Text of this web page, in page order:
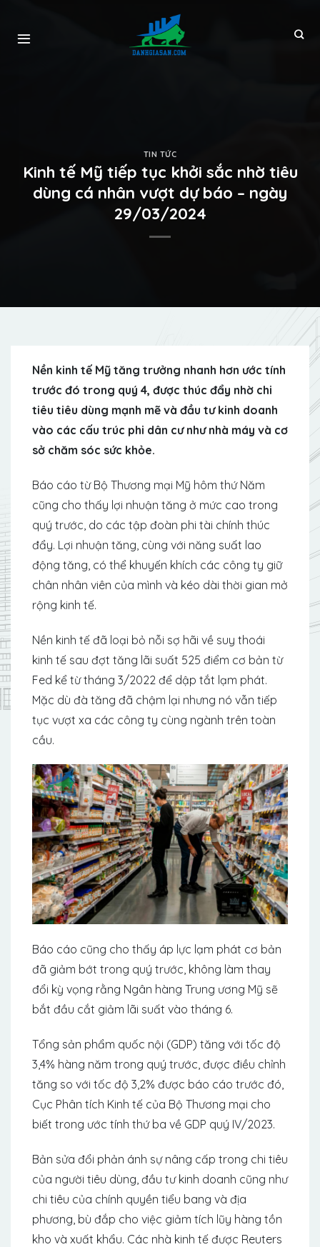
TIN TỨC
Kinh tế Mỹ tiếp tục khởi sắc nhờ tiêu
dùng cá nhân vượt dự báo – ngày
29/03/2024
Nền kinh tế Mỹ tăng trưởng nhanh hơn ước tính
trước đó trong quý 4, được thúc đẩy nhờ chi
tiêu tiêu dùng mạnh mẽ và đầu tư kinh doanh
vào các cấu trúc phi dân cư như nhà máy và cơ
sở chăm sóc sức khỏe.
Báo cáo từ Bộ Thương mại Mỹ hôm thứ Năm
cũng cho thấy lợi nhuận tăng ở mức cao trong
quý trước, do các tập đoàn phi tài chính thúc
đẩy. Lợi nhuận tăng, cùng với năng suất lao
động tăng, có thể khuyến khích các công ty giữ
chân nhân viên của mình và kéo dài thời gian mở
rộng kinh tế.
Nền kinh tế đã loại bỏ nỗi sợ hãi về suy thoái
kinh tế sau đợt tăng lãi suất 525 điểm cơ bản từ
Fed kể từ tháng 3/2022 để dập tắt lạm phát.
Mặc dù đà tăng đã chậm lại nhưng nó vẫn tiếp
tục vượt xa các công ty cùng ngành trên toàn
cầu.
Báo cáo cũng cho thấy áp lực lạm phát cơ bản
đã giảm bớt trong quý trước, không làm thay
đổi kỳ vọng rằng Ngân hàng Trung ương Mỹ sẽ
bắt đầu cắt giảm lãi suất vào tháng 6.
Tổng sản phẩm quốc nội (GDP) tăng với tốc độ
3,4% hàng năm trong quý trước, được điều chỉnh
tăng so với tốc độ 3,2% được báo cáo trước đó,
Cục Phân tích Kinh tế của Bộ Thương mại cho
biết trong ước tính thứ ba về GDP quý IV/2023.
Bản sửa đổi phản ánh sự nâng cấp trong chi tiêu
của người tiêu dùng, đầu tư kinh doanh cũng như
chi tiêu của chính quyền tiểu bang và địa
phương, bù đắp cho việc giảm tích lũy hàng tồn
kho và xuất khẩu. Các nhà kinh tế được Reuters